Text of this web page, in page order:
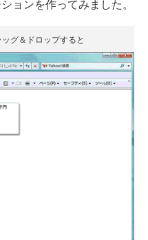
ョンを作ってみました。
グ＆ドロップすると